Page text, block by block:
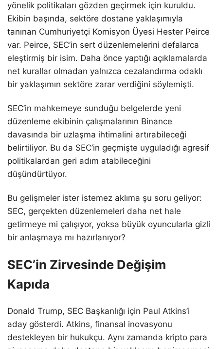
yönelik politikaları gözden geçirmek için kuruldu.
Ekibin başında, sektöre dostane yaklaşımıyla
tanınan Cumhuriyetçi Komisyon Üyesi Hester Peirce
var. Peirce, SEC’in sert düzenlemelerini defalarca
eleştirmiş bir isim. Daha önce yaptığı açıklamalarda
net kurallar olmadan yalnızca cezalandırma odaklı
bir yaklaşımın sektöre zarar verdiğini söylemişti.
SEC’in mahkemeye sunduğu belgelerde yeni
düzenleme ekibinin çalışmalarının Binance
davasında bir uzlaşma ihtimalini artırabileceği
belirtiliyor. Bu da SEC’in geçmişte uyguladığı agresif
politikalardan geri adım atabileceğini
düşündürtüyor.
Bu gelişmeler ister istemez aklıma şu soru geliyor:
SEC, gerçekten düzenlemeleri daha net hale
getirmeye mi çalışıyor, yoksa büyük oyuncularla gizli
bir anlaşmaya mı hazırlanıyor?
SEC’in Zirvesinde Değişim
Kapıda
Donald Trump, SEC Başkanlığı için Paul Atkins’i
aday gösterdi. Atkins, finansal inovasyonu
destekleyen bir hukukçu. Aynı zamanda kripto para